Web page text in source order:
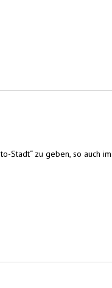
Stadt“ zu geben, so auch